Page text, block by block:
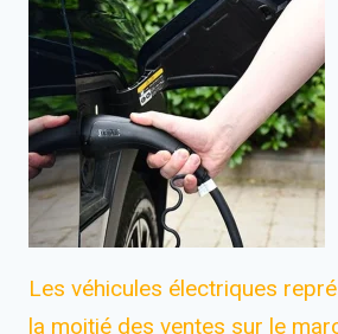
Les véhicules électriques
la moitié des ventes sur le